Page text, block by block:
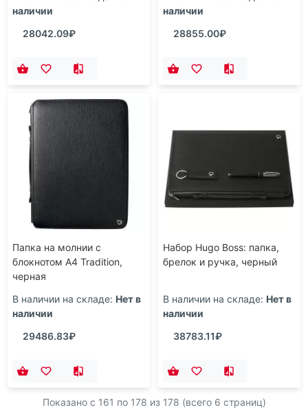
наличии
28042.09₽
наличии
28855.00₽
Папка на молнии c
блокнотом А4 Tradition,
черная
В наличии на складе: Нет в
наличии
29486.83₽
Набор Hugo Boss: папка,
брелок и ручка, черный
В наличии на складе: Нет в
наличии
38783.11₽
Показано с 161 по 178 из 178 (всего 6 страниц)